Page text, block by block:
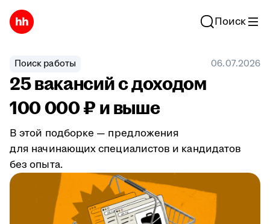
Поиск
Поиск работы 06.07.2026
25 вакансий с доходом
100 000 ₽ и выше
В этой подборке — предложения
для начинающих специалистов и кандидатов
без опыта.